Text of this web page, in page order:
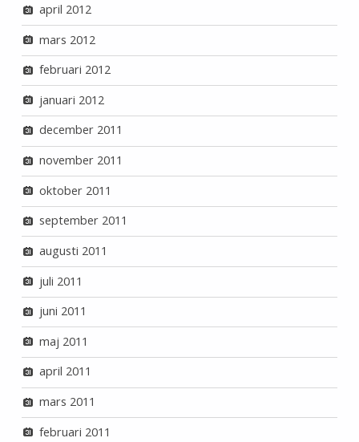
april 2012
mars 2012
februari 2012
januari 2012
december 2011
november 2011
oktober 2011
september 2011
augusti 2011
juli 2011
juni 2011
maj 2011
april 2011
mars 2011
februari 2011